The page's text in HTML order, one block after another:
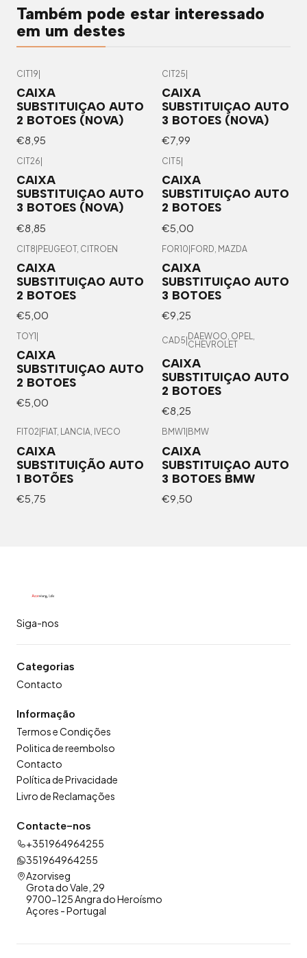
Também pode estar interessado
em um destes
CIT19
CAIXA
SUBSTITUIÇAO AUTO
2 BOTOES (NOVA)
€8,95
CIT25
CAIXA
SUBSTITUIÇAO AUTO
3 BOTOES (NOVA)
€7,99
CIT26
CAIXA
SUBSTITUIÇAO AUTO
3 BOTOES (NOVA)
€8,85
CIT5
CAIXA
SUBSTITUIÇAO AUTO
2 BOTOES
€5,00
CIT8|PEUGEOT, CITROEN
CAIXA
SUBSTITUIÇAO AUTO
2 BOTOES
€5,00
FOR10|FORD, MAZDA
CAIXA
SUBSTITUIÇAO AUTO
3 BOTOES
€9,25
TOY1
CAIXA
SUBSTITUIÇAO AUTO
2 BOTOES
€5,00
CAD5 DAEWOO, OPEL,
CHEVROLET
CAIXA
SUBSTITUIÇAO AUTO
2 BOTOES
€8,25
FIT02 FIAT, LANCIA, IVECO
CAIXA
SUBSTITUIÇÃO AUTO
1 BOTÕES
€5,75
BMW1 BMW
CAIXA
SUBSTITUIÇAO AUTO
3 BOTOES BMW
€9,50
Siga-nos
Categorias
Contacto
Informação
Termos e Condições
Politica de reembolso
Contacto
Política de Privacidade
Livro de Reclamações
Contacte-nos
+351964964255
351964964255
Azorviseg
Grota do Vale, 29
9700-125 Angra do Heroísmo
Açores - Portugal